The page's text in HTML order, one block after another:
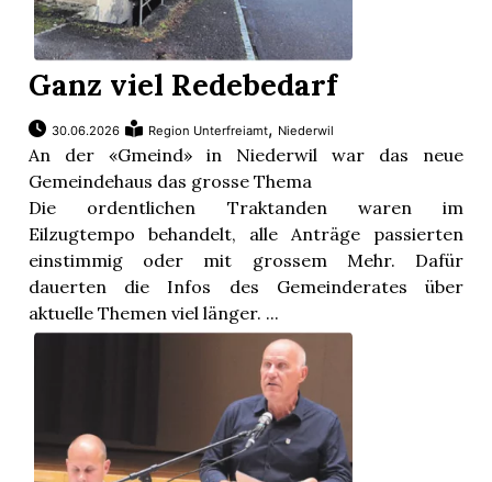
Ganz viel Redebedarf
30.06.2026 Region Unterfreiamt, Niederwil
An der «Gmeind» in Niederwil war das neue
Gemeindehaus das grosse Thema
Die ordentlichen Traktanden waren im
Eilzugtempo behandelt, alle Anträge passierten
einstimmig oder mit grossem Mehr. Dafür
dauerten die Infos des Gemeinderates über
aktuelle Themen viel länger. ...